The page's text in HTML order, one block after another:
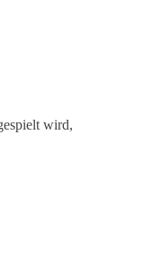
wird,